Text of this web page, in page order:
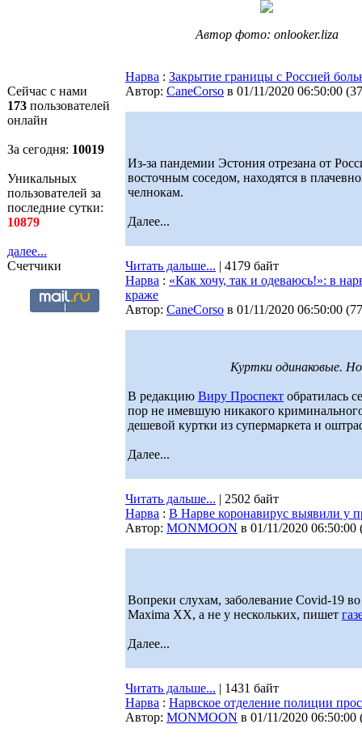
Сейчас с нами
173 пользователей
онлайн
За сегодня: 10019
Уникальных
пользователей за
последние сутки:
10879
далее...
Счетчики
Автор фото: onlooker.liza
Нарва : Закрытие границы с Россией
Автор: CaneCorso в 01/11/2020 06:50:00 (
Из-за пандемии Эстония отрезана от
восточным соседом, находятся в
челнокам.
Далее...
Читать дальше... | 4179 байт
Нарва : «Как хочу, так и одеваюсь!»: в
краже
Автор: CaneCorso в 01/11/2020 06:50:00 (
Куртки одинаковые.
В редакцию Виру Проспект обратилась
пор не имевшую никакого
дешевой куртки из супермаркета и
Далее...
Читать дальше... | 2502 байт
Нарва : В Нарве коронавирус выявили у
Автор: MONMOON в 01/11/2020 06:50:00
Вопреки слухам, заболевание Covid-19
Maxima XX, а не у нескольких, пишет
Далее...
Читать дальше... | 1431 байт
Нарва : Нарвское отделение полиции
Автор: MONMOON в 01/11/2020 06:50:00